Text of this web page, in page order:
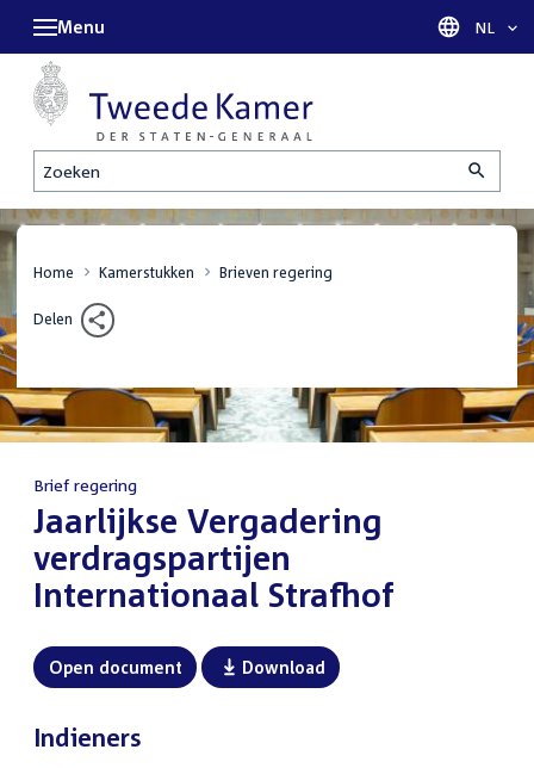
Zoeken
Menu Taal
NL
Home Kamerstukken Brieven regering
Delen
Brief regering
Jaarlijkse Vergadering
verdragspartijen
Internationaal Strafhof
Open document Download
Indieners